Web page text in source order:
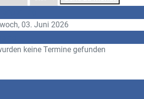
03. Juni 2026
keine Termine gefunden